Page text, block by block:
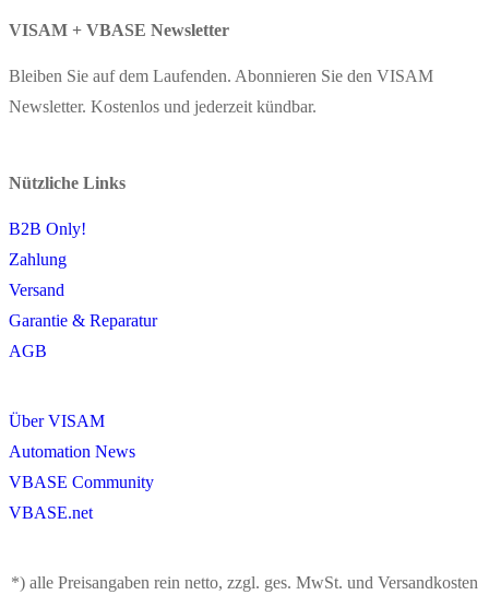
VISAM + VBASE Newsletter
Bleiben Sie auf dem Laufenden. Abonnieren Sie den VISAM
Newsletter. Kostenlos und jederzeit kündbar.
Nützliche Links
B2B Only!
Zahlung
Versand
Garantie & Reparatur
AGB
Über VISAM
Automation News
VBASE Community
VBASE.net
*) alle Preisangaben rein netto, zzgl. ges. MwSt. und Versandkosten